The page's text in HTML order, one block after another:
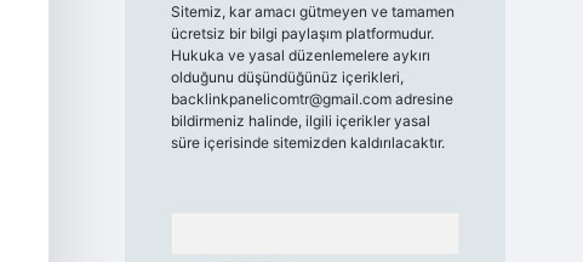
Sitemiz, kar amacı gütmeyen ve tamamen
ücretsiz bir bilgi paylaşım platformudur.
Hukuka ve yasal düzenlemelere aykırı
olduğunu düşündüğünüz içerikleri,
backlinkpanelicomtr@gmail.comadresine
bildirmeniz halinde, ilgili içerikler yasal
süre içerisinde sitemizden kaldırılacaktır.